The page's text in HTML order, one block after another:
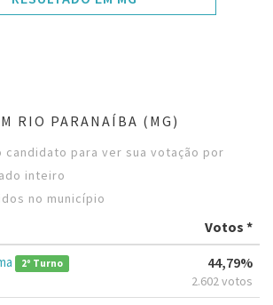
RIO PARANAÍBA (MG)
candidato para ver sua votação por
inteiro
no município
Votos *
2º Turno 44,79%
2.602 votos